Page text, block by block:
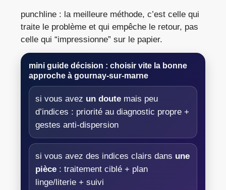
punchline : la meilleure méthode, c’est celle qui
traite le problème et qui empêche le retour, pas
celle qui “impressionne” sur le papier.
mini guide décision : choisir vite la bonne
approche à gournay-sur-marne
si vous avez un doute mais peu
d’indices : priorité au diagnostic propre +
gestes anti-dispersion
si vous avez des indices clairs dans une
pièce : traitement ciblé + plan
linge/literie + suivi